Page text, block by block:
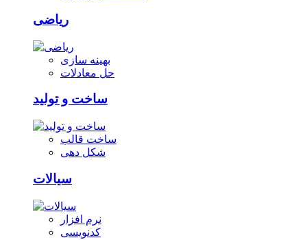
ریاضی
بهینه سازی
حل معادلات
ساخت و تولید
ساخت قالب
شکل دهی
سیالات
نرم افزار
کدنویسی